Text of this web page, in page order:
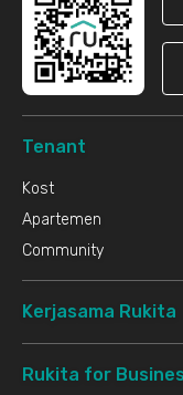
Tenant
Kost
Apartemen
Community
Kerjasama Rukita
Rukita for